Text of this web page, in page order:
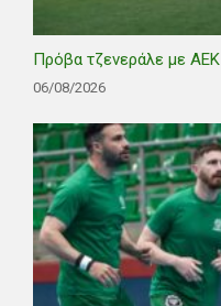
Πρόβα τζενεράλε με ΑΕΚ
06/08/2026